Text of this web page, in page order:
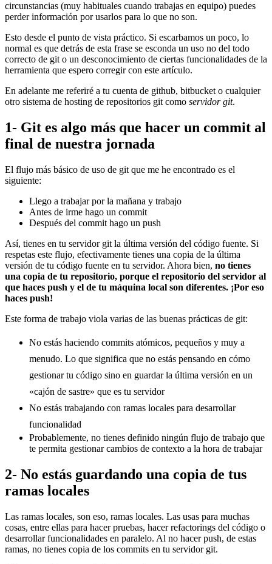
circunstancias (muy habituales cuando trabajas en equipo) puedes
perder información por usarlos para lo que no son.
Esto desde el punto de vista práctico. Si escarbamos un poco, lo
normal es que detrás de esta frase se esconda un uso no del todo
correcto de git o un desconocimiento de ciertas funcionalidades de la
herramienta que espero corregir con este artículo.
En adelante me referiré a tu cuenta de github, bitbucket o cualquier
otro sistema de hosting de repositorios git como servidor git.
1- Git es algo más que hacer un commit al
final de nuestra jornada
El flujo más básico de uso de git que me he encontrado es el
siguiente:
Llego a trabajar por la mañana y trabajo
Antes de irme hago un commit
Después del commit hago un push
Así, tienes en tu servidor git la última versión del código fuente. Si
respetas este flujo, efectivamente tienes una copia de la última
versión de tu código fuente en tu servidor. Ahora bien, no tienes
una copia de tu repositorio, porque el repositorio del servidor al
que haces push y el de tu máquina local son diferentes. ¡Por eso
haces push!
Este forma de trabajo viola varias de las buenas prácticas de git:
No estás haciendo commits atómicos, pequeños y muy a
menudo. Lo que significa que no estás pensando en cómo
gestionar tu código sino en guardar la última versión en un
«cajón de sastre» que es tu servidor
No estás trabajando con ramas locales para desarrollar
funcionalidad
Probablemente, no tienes definido ningún flujo de trabajo que
te permita gestionar cambios de contexto a la hora de trabajar
2- No estás guardando una copia de tus
ramas locales
Las ramas locales, son eso, ramas locales. Las usas para muchas
cosas, entre ellas para hacer pruebas, hacer refactorings del código o
desarrollar funcionalidades en paralelo. Al no hacer push, de estas
ramas, no tienes copia de los commits en tu servidor git.